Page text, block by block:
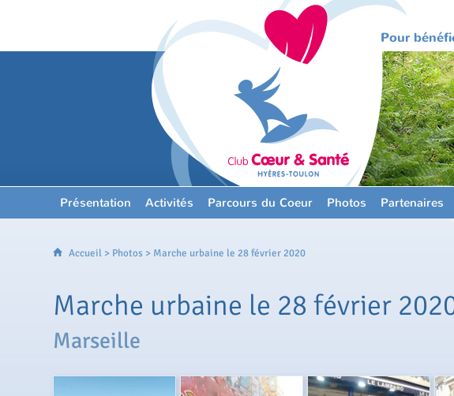
Pour
Présentation Activités Parcours du Coeur Photos Partenaires
Accueil > Photos > Marche urbaine le 28 février 2020
Marche urbaine le 28 février
Marseille